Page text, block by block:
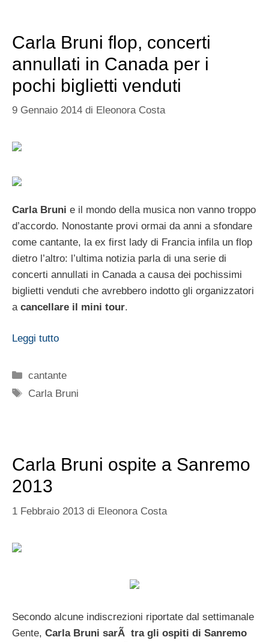
Carla Bruni flop, concerti
annullati in Canada per i
pochi biglietti venduti
9 Gennaio 2014 di Eleonora Costa
Carla Bruni e il mondo della musica non vanno troppo
d’accordo. Nonostante provi ormai da anni a sfondare
come cantante, la ex first lady di Francia infila un flop
dietro l’altro: l’ultima notizia parla di una serie di
concerti annullati in Canada a causa dei pochissimi
biglietti venduti che avrebbero indotto gli organizzatori
a cancellare il mini tour.
Leggi tutto
Categorie
cantante
Tag
Carla Bruni
Carla Bruni ospite a Sanremo
2013
1 Febbraio 2013 di Eleonora Costa
Secondo alcune indiscrezioni riportate dal settimanale
Gente, Carla Bruni sarÃ tra gli ospiti di Sanremo